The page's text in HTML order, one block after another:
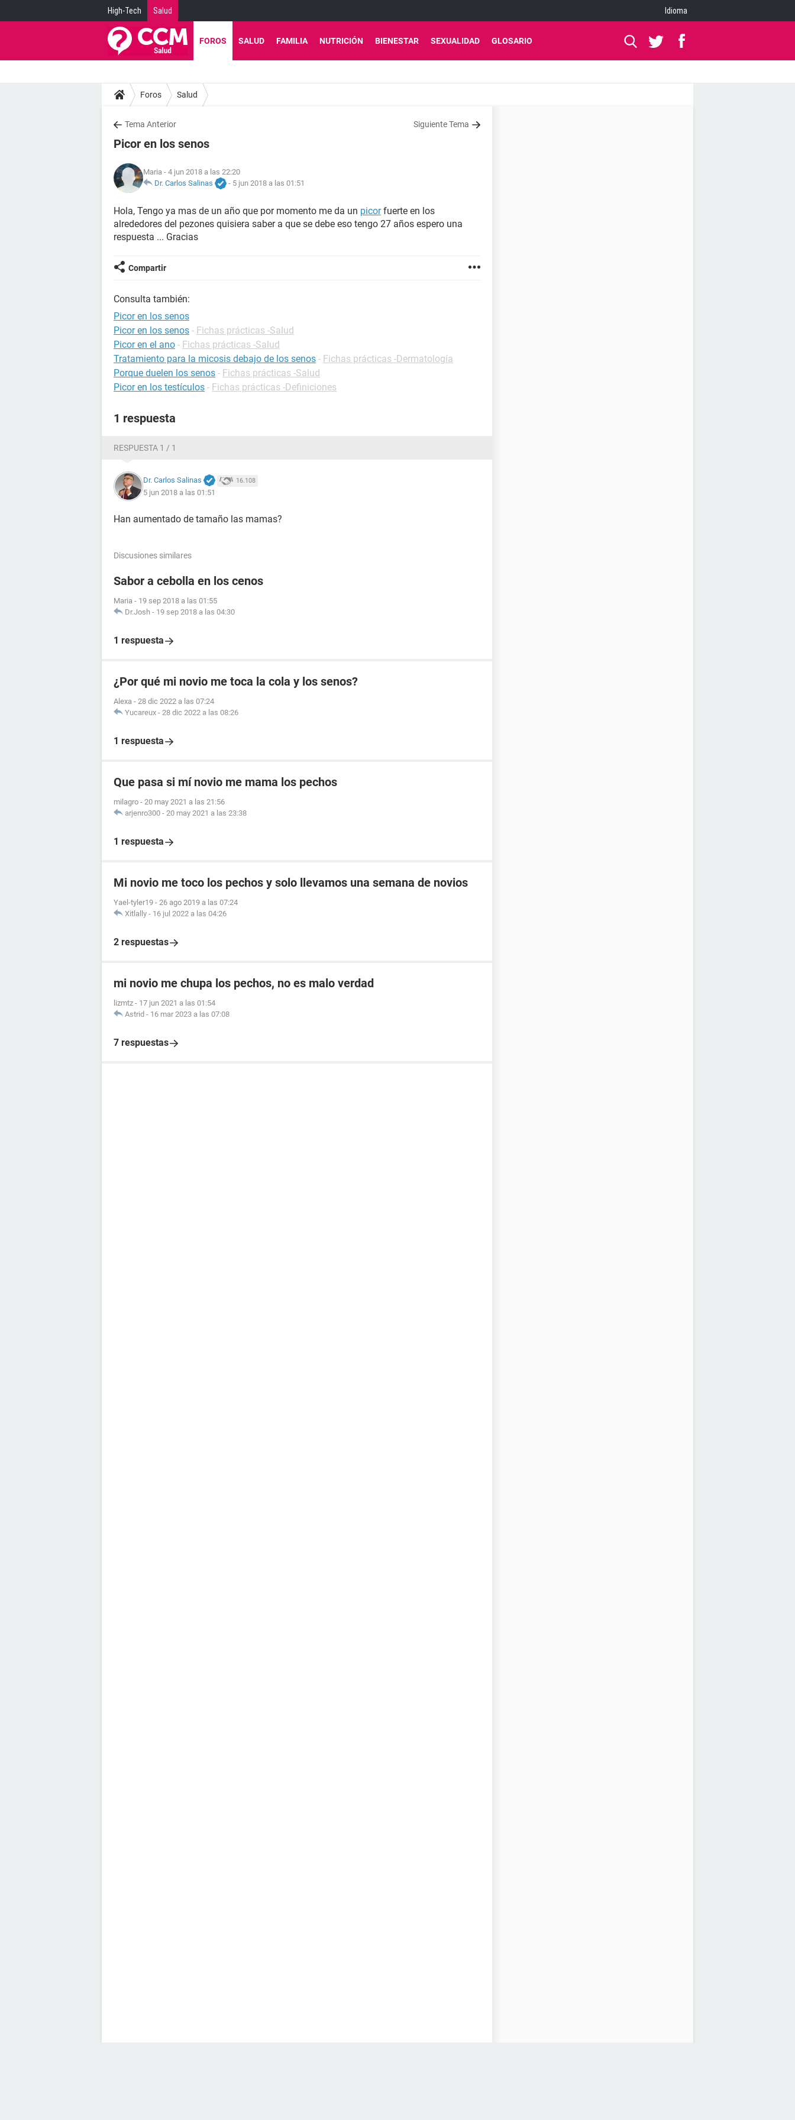
High-Tech Salud Idioma
FOROS SALUD FAMILIA NUTRICIÓN BIENESTAR SEXUALIDAD GLOSARIO
Foros Salud
Tema Anterior Siguiente Tema
Picor en los senos
Maria - 4 jun 2018 a las 22:20
Dr. Carlos Salinas
- 5 jun 2018 a las 01:51
Hola, Tengo ya mas de un año que por momento me da un picorfuerte en los
alrededores del pezones quisiera saber a que se debe eso tengo 27 años espero una
respuesta ... Gracias
Compartir
Consulta también:
Picor en los senos
Picor en los senos - Fichas prácticas -Salud
Picor en el ano - Fichas prácticas -Salud
Tratamiento para la micosis debajo de los senos - Fichas prácticas -Dermatología
Porque duelen los senos - Fichas prácticas -Salud
Picor en los testículos - Fichas prácticas -Definiciones
1 respuesta
RESPUESTA 1 / 1
Dr. Carlos Salinas 16.108
5 jun 2018 a las 01:51
Han aumentado de tamaño las mamas?
Discusiones similares
Sabor a cebolla en los cenos
Maria - 19 sep 2018 a las 01:55
Dr.Josh - 19 sep 2018 a las 04:30
1 respuesta
¿Por qué mi novio me toca la cola y los senos?
Alexa - 28 dic 2022 a las 07:24
Yucareux - 28 dic 2022 a las 08:26
1 respuesta
Que pasa si mí novio me mama los pechos
milagro - 20 may 2021 a las 21:56
arjenro300 - 20 may 2021 a las 23:38
1 respuesta
Mi novio me toco los pechos y solo llevamos una semana de novios
Yael-tyler19 - 26 ago 2019 a las 07:24
Xitlally - 16 jul 2022 a las 04:26
2 respuestas
mi novio me chupa los pechos, no es malo verdad
lizmtz - 17 jun 2021 a las 01:54
Astrid - 16 mar 2023 a las 07:08
7 respuestas